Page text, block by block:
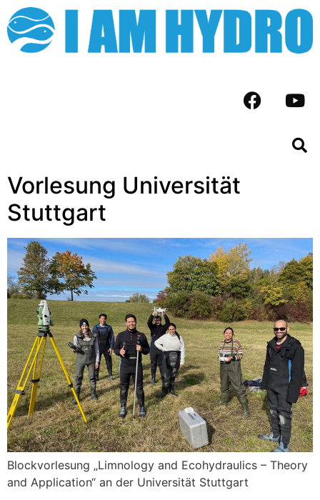
Vorlesung Universität
Stuttgart
Blockvorlesung „Limnology and Ecohydraulics – Theory
and Application“ an der Universität Stuttgart